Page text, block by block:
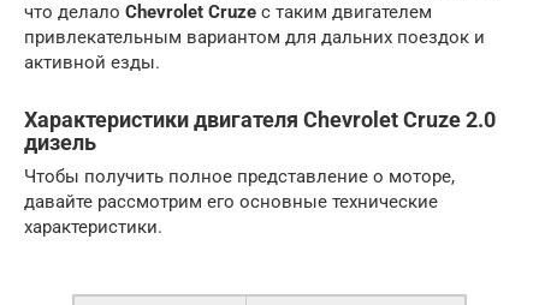
что делало Chevrolet Cruze с таким двигателем
привлекательным вариантом для дальних поездок и
активной езды.
Характеристики двигателя Chevrolet Cruze 2.0
дизель
Чтобы получить полное представление о моторе,
давайте рассмотрим его основные технические
характеристики.